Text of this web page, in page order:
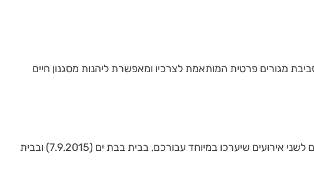
מגורים פרטית המותאמת לצרכיו ומאפשרת ליהנות מסגנון חיים
לטעימה מאירועי תרבות איכותיים וסיור התרשמות משטחי הציבור ויחידות הדיור בבתים שלנו, אתם מוזמנים להירשם לשני אירועים שיערכו במיוחד עבורכם, בבית בבת ים (7.9.2015) ובבית